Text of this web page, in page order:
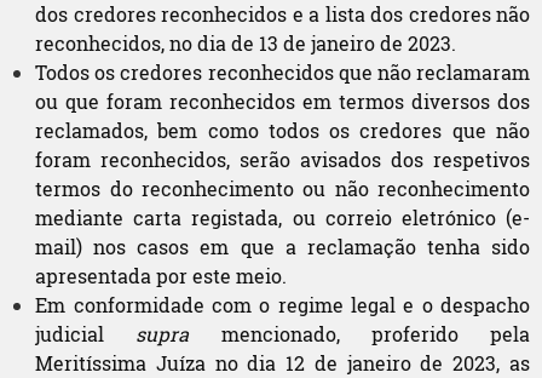
dos credores reconhecidos e a lista dos credores não
reconhecidos, no diade 13 de janeiro de 2023.
Todos os credores reconhecidos que não reclamaram
ou que foram reconhecidos em termos diversos dos
reclamados, bem como todos os credores que não
foram reconhecidos, serão avisados dos respetivos
termos do reconhecimento ou não reconhecimento
mediante carta registada, ou correio eletrónico (e-
mail) nos casos em que a reclamação tenha sido
apresentada por este meio.
Em conformidade com o regime legal e o despacho
judicial supramencionado, proferido pela
Meritíssima Juíza no dia 12 de janeiro de 2023, as